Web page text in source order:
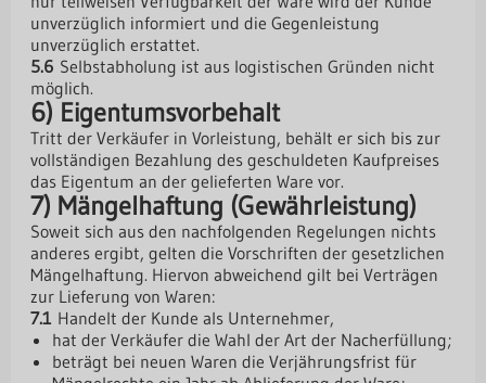
unverzüglich informiert und die Gegenleistung
unverzüglich erstattet.
5.6 Selbstabholung ist aus logistischen Gründen nicht
möglich.
6) Eigentumsvorbehalt
Tritt der Verkäufer in Vorleistung, behält er sich bis zur
vollständigen Bezahlung des geschuldeten Kaufpreises
das Eigentum an der gelieferten Ware vor.
7) Mängelhaftung (Gewährleistung)
Soweit sich aus den nachfolgenden Regelungen nichts
anderes ergibt, gelten die Vorschriften der gesetzlichen
Mängelhaftung. Hiervon abweichend gilt bei Verträgen
zur Lieferung von Waren:
7.1 Handelt der Kunde als Unternehmer,
hat der Verkäufer die Wahl der Art der Nacherfüllung;
beträgt bei neuen Waren die Verjährungsfrist für